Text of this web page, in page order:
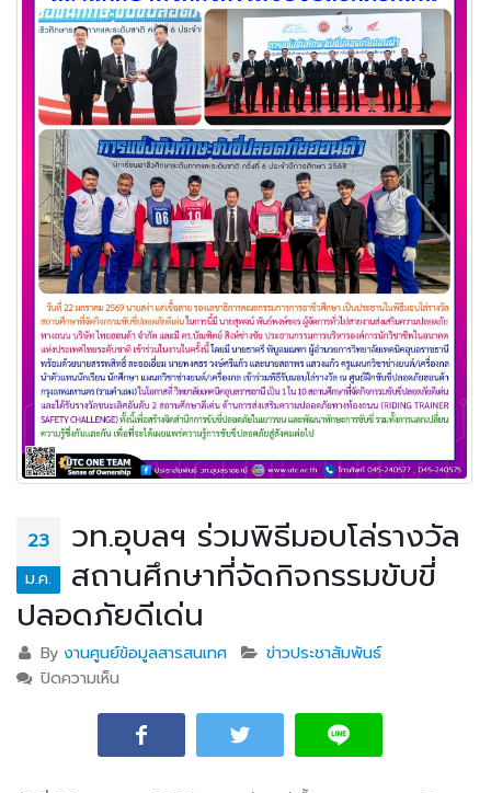
23
ม.ค.
วท.อุบลฯ ร่วมพิธีมอบโล่รางวัล
สถานศึกษาที่จัดกิจกรรมขับขี่
ปลอดภัยดีเด่น
Byงานศูนย์ข้อมูลสารสนเทศ
ข่าวประชาสัมพันธ์
ปิดความเห็น